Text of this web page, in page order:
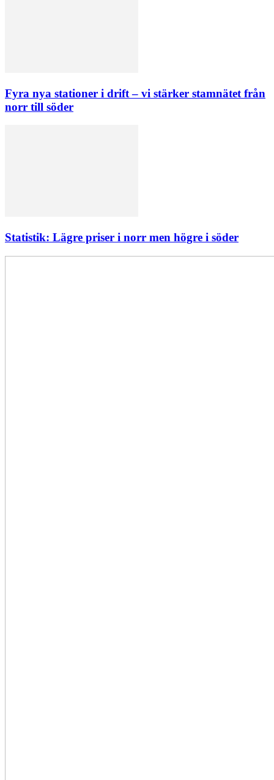
Fyra nya stationer i drift – vi stärker stamnätet från
norr till söder
Statistik: Lägre priser i norr men högre i söder